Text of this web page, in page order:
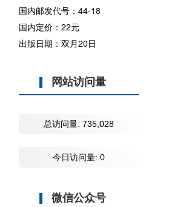
国内邮发代号：44-18
国内定价：22元
出版日期：双月20日
网站访问量
总访问量: 735,028
今日访问量: 0
微信公众号